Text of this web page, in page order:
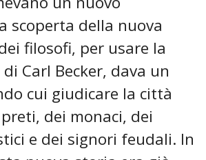
scoperta della nuova
filosofi, per usare la
CarI Becker, dava un
cui giudicare la città
dei monaci, dei
e dei signori feudali. In